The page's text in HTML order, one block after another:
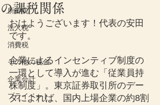
所得税
法人税
消費税
その他の税金
企業会計
プライベート
の課税関係
おはようございます！代表の安田
です。
企業によるインセンティブ制度の
一環として導入が進む「従業員持
株制度」。東京証券取引所のデー
タによれば、国内上場企業の約8割